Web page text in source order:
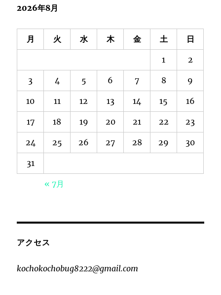
2026年8月
月 火 水 木 金 土 日
1 2
3 4 5 6 7 8 9
10 11 12 13 14 15 16
17 18 19 20 21 22 23
24 25 26 27 28 29 30
31
« 7月
アクセス
kochokochobug8222@gmail.com